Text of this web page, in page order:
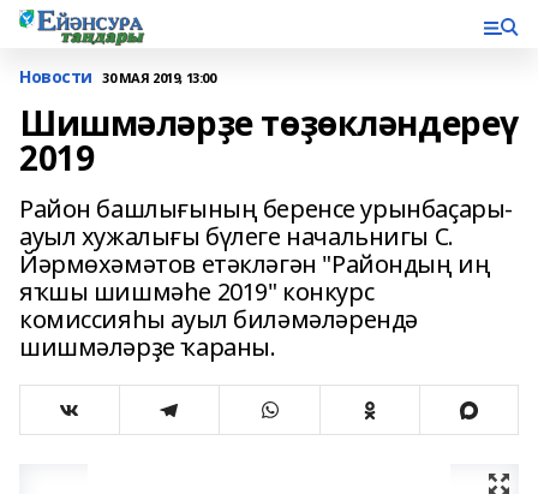
Новости 30 МАЯ 2019, 13:00
Шишмәләрҙе төҙөкләндереү
2019
Район башлығының беренсе урынбаҫары-
ауыл хужалығы бүлеге начальнигы С.
Йәрмөхәмәтов етәкләгән "Райондың иң
яҡшы шишмәһе 2019" конкурс
комиссияһы ауыл биләмәләрендә
шишмәләрҙе ҡараны.